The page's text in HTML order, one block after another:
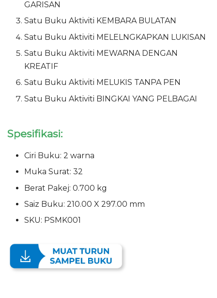
GARISAN
Satu Buku Aktiviti KEMBARA BULATAN
Satu Buku Aktiviti MELELNGKAPKAN LUKISAN
Satu Buku Aktiviti MEWARNA DENGAN
KREATIF
Satu Buku Aktiviti MELUKIS TANPA PEN
Satu Buku Aktiviti BINGKAI YANG PELBAGAI
Spesifikasi:
Ciri Buku: 2 warna
Muka Surat: 32
Berat Pakej: 0.700 kg
Saiz Buku: 210.00 X 297.00 mm
SKU: PSMK001